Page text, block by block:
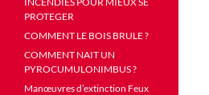
PROTEGER
COMMENT LE BOIS BRULE ?
COMMENT NAIT UN
PYROCUMULONIMBUS ?
Manœuvres d’extinction Feux